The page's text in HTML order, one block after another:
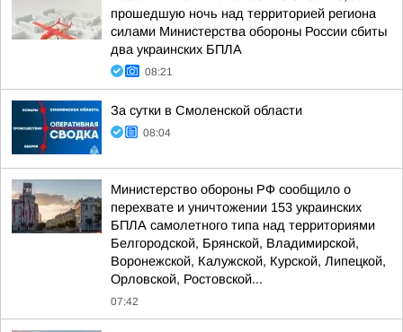
прошедшую ночь над территорией региона
силами Министерства обороны России сбиты
два украинских БПЛА
08:21
За сутки в Смоленской области
08:04
Министерство обороны РФ сообщило о
перехвате и уничтожении 153 украинских
БПЛА самолетного типа над территориями
Белгородской, Брянской, Владимирской,
Воронежской, Калужской, Курской, Липецкой,
Орловской, Ростовской...
07:42